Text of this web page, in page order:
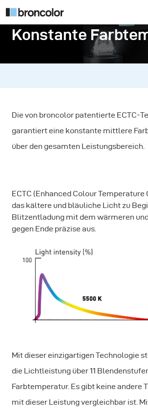
Konstante
Die von broncolor patentierte ECTC-
garantiert eine konstante mittlere
über den gesamten Leistungsbereich.
ECTC (Enhanced Colour
das kältere und bläuliche Licht zu
Blitzentladung mit dem wärmeren
gegen Ende präzise aus.
Mit dieser einzigartigen Technologie
die Lichtleistung über 11
Farbtemperatur. Es gibt keine andere
mit dieser Leistung vergleichbar ist.